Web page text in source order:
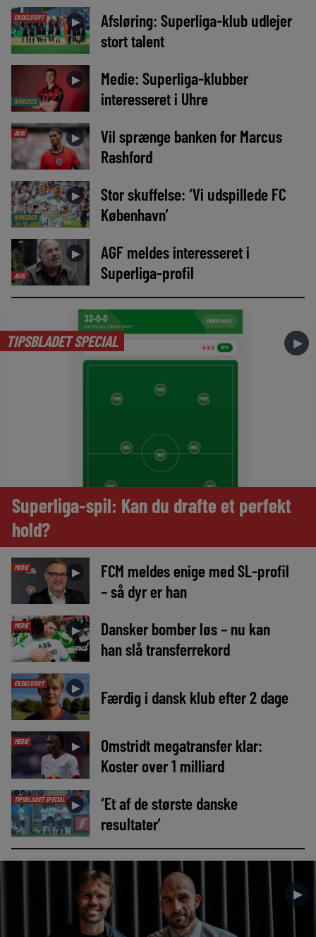
EKSKLUSIVT ►
Afsløring: Superliga-klub udlejer
stort talent
NYHEDER
►
Medie: Superliga-klubber
interesseret i Uhre
AVIS ►
Vil sprænge banken for Marcus
Rashford
NYHEDER
►
Stor skuffelse: ‘Vi udspillede FC
København’
AVIS
►
AGF meldes interesseret i
Superliga-profil
TIPSBLADET SPECIAL ►
Superliga-spil: Kan du drafte et perfekt
hold?
MEDIE ►
FCM meldes enige med SL-profil
– så dyr er han
MEDIE ►
Dansker bomber løs – nu kan
han slå transferrekord
EKSKLUSIVT ► Færdig i dansk klub efter 2 dage
MEDIE ►
Omstridt megatransfer klar:
Koster over 1 milliard
TIPSBLADET SPECIAL ►
‘Et af de største danske
resultater’
►